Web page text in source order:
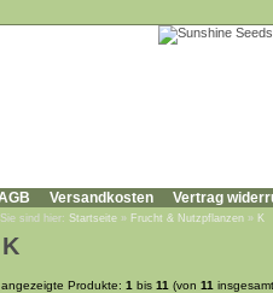
Versandkosten Vertrag
Sie sind hier: Startseite » Frucht & Nutzpflanzen » K
K
angezeigte Produkte: 1 bis 11 (von 11